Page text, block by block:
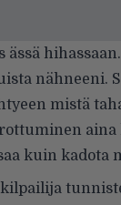
nähneeni.
mistä
aina
kuin kadota
kilpailija